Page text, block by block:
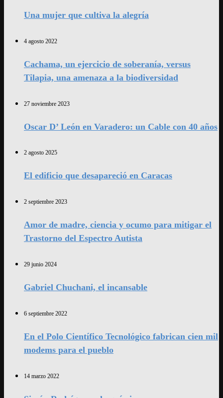
Una mujer que cultiva la alegría
4 agosto 2022
Cachama, un ejercicio de soberanía, versus
Tilapia, una amenaza a la biodiversidad
27 noviembre 2023
Oscar D’ León en Varadero: un Cable con 40 años
2 agosto 2025
El edificio que desapareció en Caracas
2 septiembre 2023
Amor de madre, ciencia y ocumo para mitigar el
Trastorno del Espectro Autista
29 junio 2024
Gabriel Chuchani, el incansable
6 septiembre 2022
En el Polo Científico Tecnológico fabrican cien mil
modems para el pueblo
14 marzo 2022